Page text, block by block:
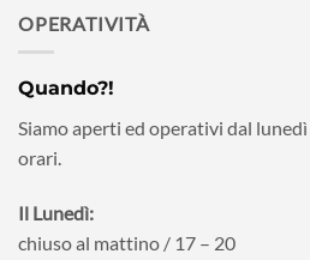
OPERATIVITÀ
Quando?!
Siamo aperti ed operativi dal
orari.
Il Lunedì:
chiuso al mattino / 17 – 20